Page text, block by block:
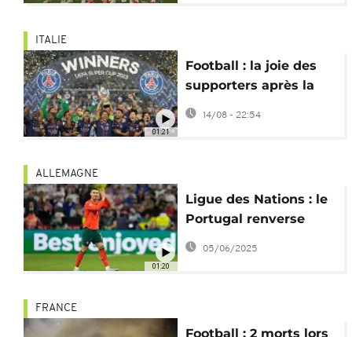
01:21
ITALIE
Football : la joie des
supporters après la
victoire du PSG en
14/08 - 22:54
01:20
ALLEMAGNE
Ligue des Nations : le
Portugal renverse
l’Allemagne et file en
05/06/2025
FRANCE
Football : 2 morts lors